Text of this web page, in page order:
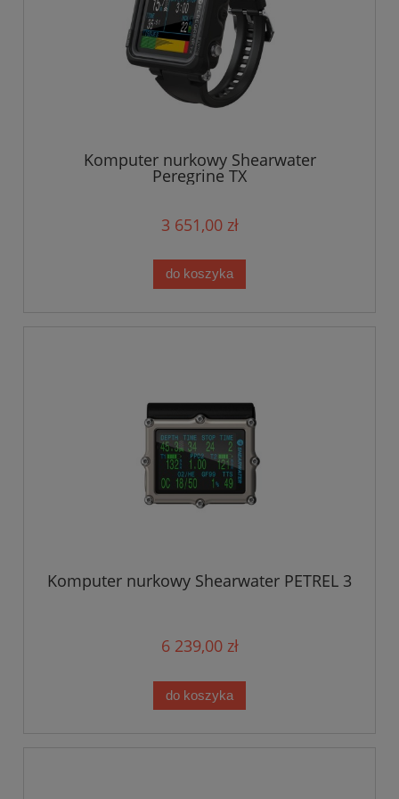
Komputer nurkowy Shearwater
Peregrine TX
3 651,00 zł
do koszyka
Komputer nurkowy Shearwater PETREL 3
6 239,00 zł
do koszyka